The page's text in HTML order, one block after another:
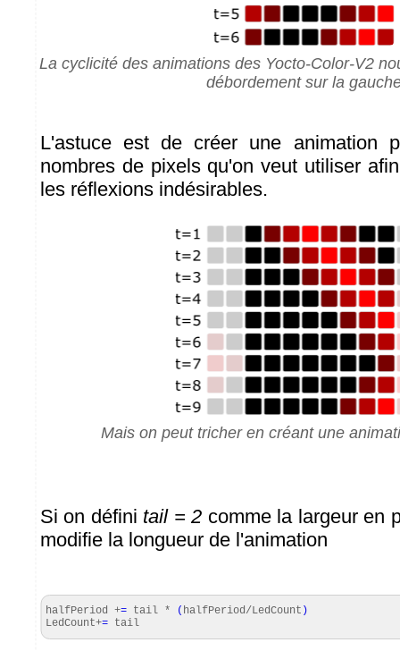
La cyclicité des animations des Yocto-Color-V2
débordement sur la
L'astuce est de créer une animation
nombres de pixels qu'on veut utiliser
les réflexions indésirables.
Mais on peut tricher en créant une
Si on défini tail = 2 comme la largeur en
modifie la longueur de l'animation
halfPeriod += tail * ( halfPeriod/LedCount )
LedCount+= tail